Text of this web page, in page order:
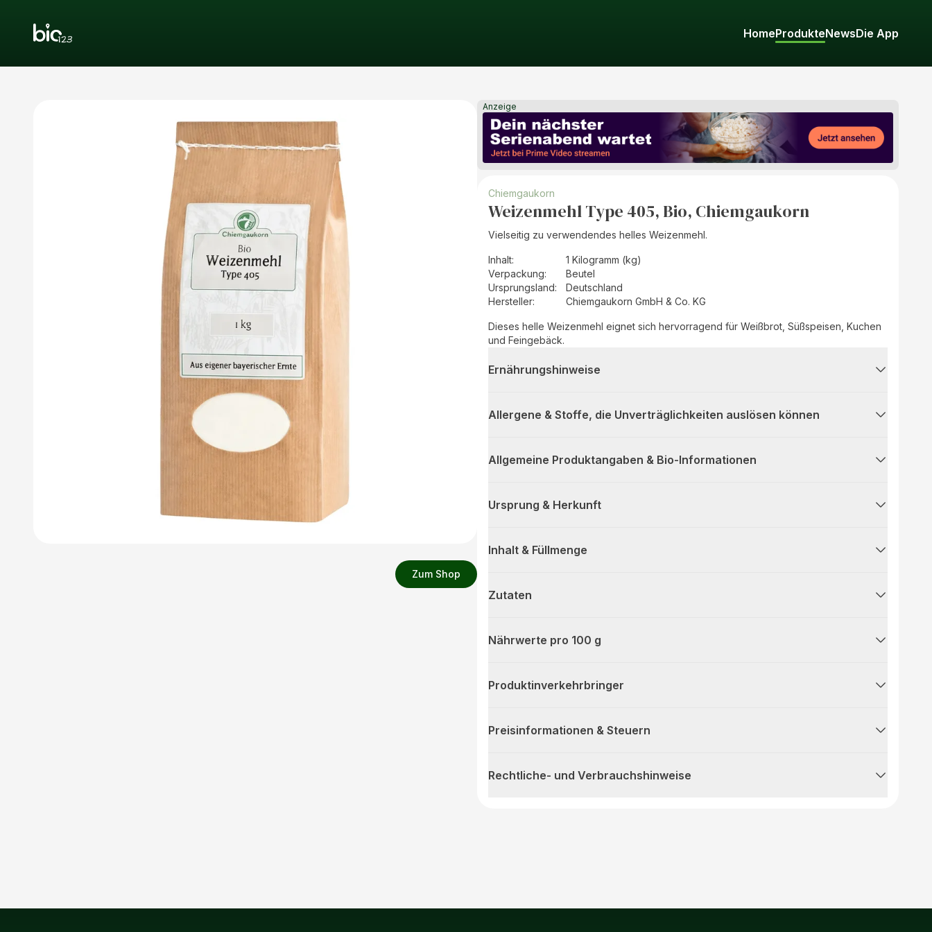
HomeProdukteNewsDie App
Zum Shop
Anzeige
Chiemgaukorn
Weizenmehl Type 405, Bio, Chiemgaukorn
Vielseitig zu verwendendes helles Weizenmehl.
Inhalt:
1 Kilogramm (kg)
Verpackung:
Beutel
Ursprungsland:
Deutschland
Hersteller: Chiemgaukorn GmbH & Co. KG
Dieses helle Weizenmehl eignet sich hervorragend für Weißbrot, Süßspeisen, Kuchen
und Feingebäck.
Ernährungshinweise
Allergene & Stoffe, die Unverträglichkeiten auslösen können
Allgemeine Produktangaben & Bio-Informationen
Ursprung & Herkunft
Inhalt & Füllmenge
Zutaten
Nährwerte pro 100 g
Produktinverkehrbringer
Preisinformationen & Steuern
Rechtliche- und Verbrauchshinweise